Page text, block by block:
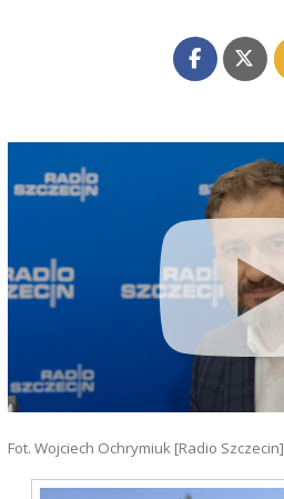
Fot. Wojciech Ochrymiuk [Radio Szczecin]